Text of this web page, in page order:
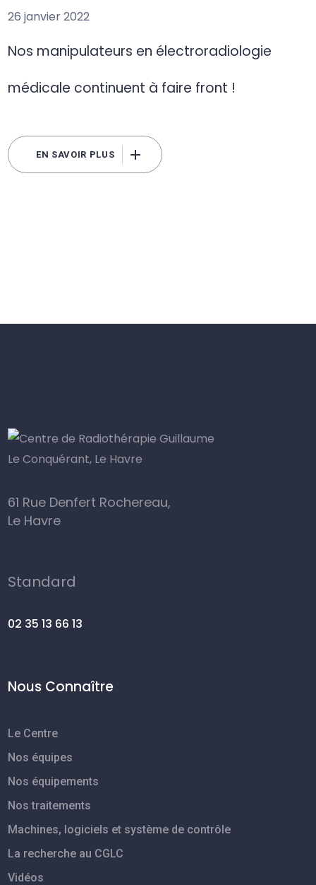
26 janvier 2022
Nos manipulateurs en électroradiologie
médicale continuent à faire front !
EN SAVOIR PLUS
61 Rue Denfert Rochereau,
Le Havre
Standard
02 35 13 66 13
Nous Connaître
Le Centre
Nos équipes
Nos équipements
Nos traitements
Machines, logiciels et système de contrôle
La recherche au CGLC
Vidéos